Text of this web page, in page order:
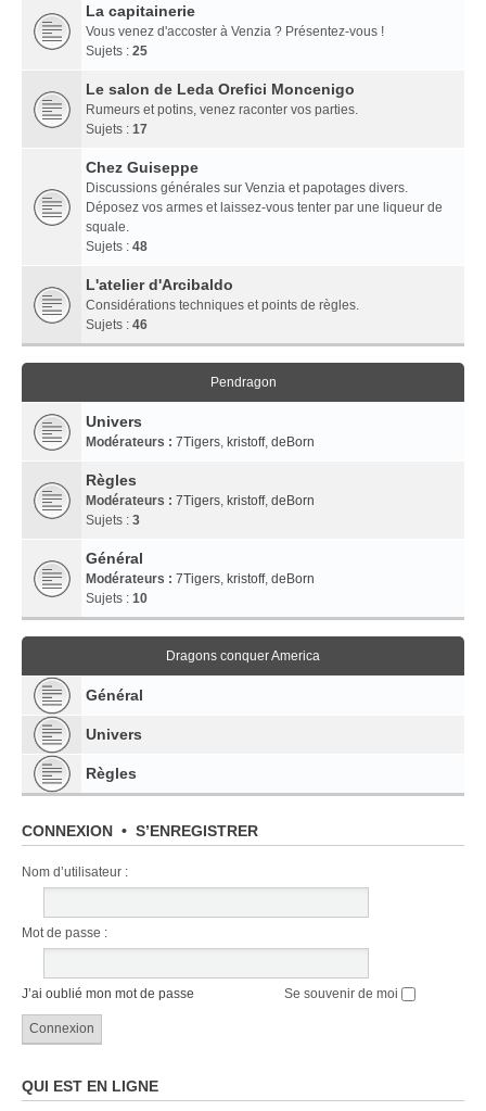
La capitainerie
Vous venez d'accoster à Venzia ? Présentez-vous !
Sujets : 25
Le salon de Leda Orefici Moncenigo
Rumeurs et potins, venez raconter vos parties.
Sujets : 17
Chez Guiseppe
Discussions générales sur Venzia et papotages divers.
Déposez vos armes et laissez-vous tenter par une liqueur de
squale.
Sujets : 48
L'atelier d'Arcibaldo
Considérations techniques et points de règles.
Sujets : 46
Pendragon
Univers
Modérateurs : 7Tigers, kristoff, deBorn
Règles
Modérateurs : 7Tigers, kristoff, deBorn
Sujets : 3
Général
Modérateurs : 7Tigers, kristoff, deBorn
Sujets : 10
Dragons conquer America
Général
Univers
Règles
CONNEXION • S’ENREGISTRER
Nom d’utilisateur :
Mot de passe :
J’ai oublié mon mot de passe Se souvenir de moi
QUI EST EN LIGNE